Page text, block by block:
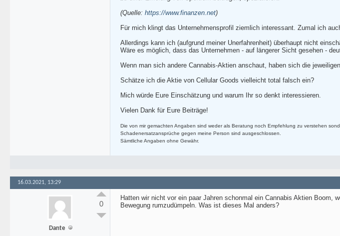
(Quelle: https://www.finanzen.net)
Für mich klingt das Unternehmensprofil ziemlich interessant. Zumal ich
Allerdings kann ich (aufgrund meiner Unerfahrenheit) überhaupt nicht
Wäre es möglich, dass das Unternehmen - auf längerer Sicht gesehen -
Wenn man sich andere Cannabis-Aktien anschaut, haben sich die
Schätze ich die Aktie von Cellular Goods vielleicht total falsch ein?
Mich würde Eure Einschätzung und warum Ihr so denkt interessieren.
Vielen Dank für Eure Beiträge!
Die von mir gemachten Angaben sind weder als Beratung noch Empfehlung zu verstehen
Schadenersatzansprüche gegen meine Person sind ausgeschlossen.
Sämtliche Angaben ohne Gewähr.
16.03.2021, 13:29
Dante
0
Hatten wir nicht vor ein paar Jahren schonmal ein Cannabis Aktien Boom,
Bewegung rumzudümpeln. Was ist dieses Mal anders?